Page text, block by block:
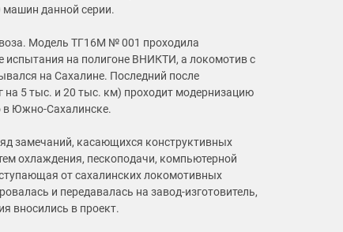
машин данной серии.
Модель ТГ16М № 001 проходила
испытания на полигоне ВНИКТИ, а локомотив с
на Сахалине. Последний после
на 5 тыс. и 20 тыс. км) проходит модернизацию
в Южно-Сахалинске.
замечаний, касающихся конструктивных
охлаждения, пескоподачи, компьютерной
от сахалинских локомотивных
и передавалась на завод-изготовитель,
вносились в проект.